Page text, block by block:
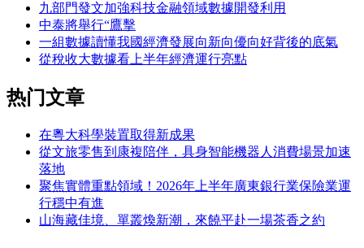
九部門發文加強科技金融領域數據開發利用
中泰將舉行“鷹擊
一組數據讀懂我國經濟發展向新向優向好背後的底氣
從稅收大數據看上半年經濟運行亮點
热门文章
在粵大科學裝置取得新成果
從文旅零售到康複陪伴，具身智能機器人消費場景加速
落地
聚焦實體重點領域！2026年上半年廣東銀行業保險業運
行穩中有進
山海藏佳境、單叢煥新潮，來饒平赴一場茶香之約